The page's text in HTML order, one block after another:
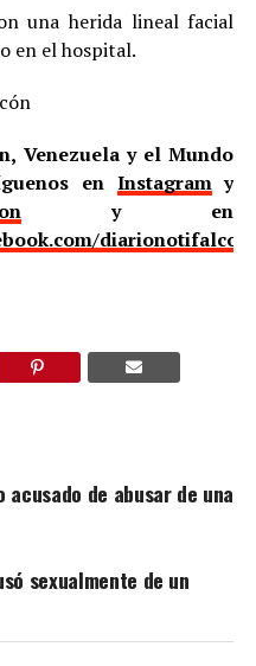
una herida lineal facial
en el hospital.
Venezuela y el Mundo
en Instagramy
y en
acusado de abusar de una
sexualmente de un